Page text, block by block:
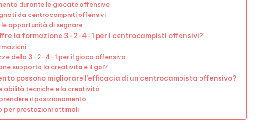
durante le giocate offensive
da centrocampisti offensivi
opportunità di segnare
la formazione 3-2-4-1 per i centrocampisti offensivi?
della 3-2-4-1 per il gioco offensivo
supporta la creatività e il gol?
possono migliorare l’efficacia di un centrocampista offensivo?
abilità tecniche e la creatività
il posizionamento
per prestazioni ottimali